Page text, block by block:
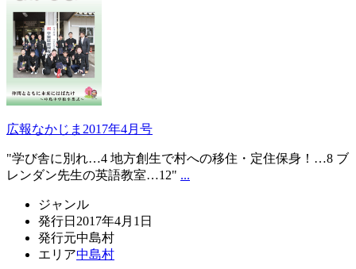
広報なかじま2017年4月号
"学び舎に別れ…4 地方創生で村への移住・定住保身！…8 ブ
レンダン先生の英語教室…12" ...
ジャンル
発行日 2017年4月1日
発行元中島村
エリア中島村